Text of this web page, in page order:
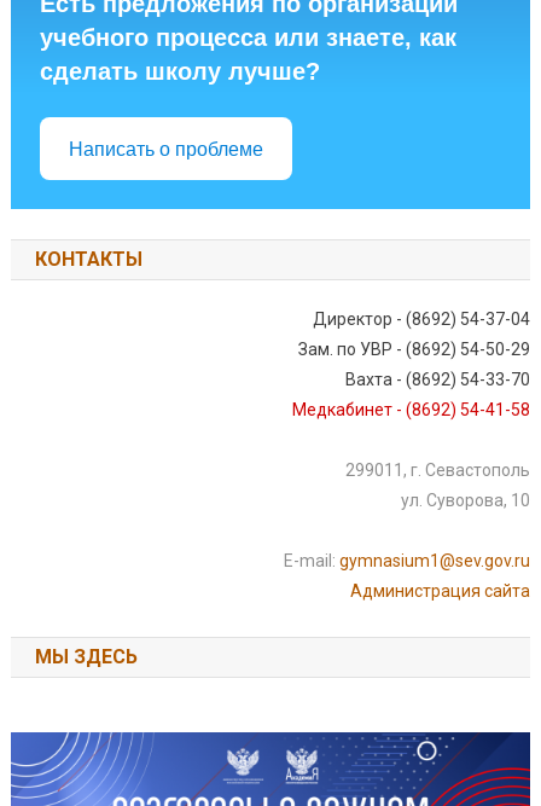
учебного процесса или знаете, как
сделать школу лучше?
Написать о проблеме
КОНТАКТЫ
Директор - (8692) 54-37-04
Зам. по УВР - (8692) 54-50-29
Вахта - (8692) 54-33-70
Медкабинет - (8692) 54-41-58
299011, г. Севастополь
ул. Суворова, 10
E-mail:gymnasium1@sev.gov.ru
Администрация сайта
МЫ ЗДЕСЬ